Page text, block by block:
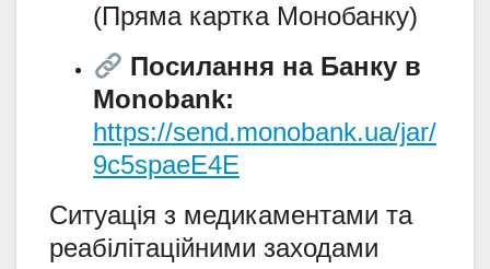
(Пряма картка Монобанку)
Посилання на Банку в
Monobank:
https://send.monobank.ua/jar/
9c5spaeE4E
Ситуація з медикаментами та
реабілітаційними заходами